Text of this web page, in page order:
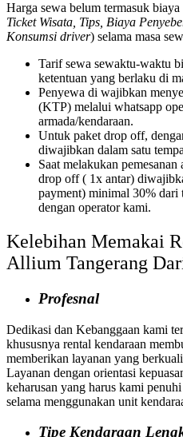
Harga sewa belum termasuk biaya
Ticket Wisata, Tips, Biaya
Konsumsi driver) selama masa
Tarif sewa sewaktu-waktu
ketentuan yang berlaku di
Penyewa di wajibkan
(KTP) melalui whatsapp
armada/kendaraan.
Untuk paket drop off,
diwajibkan dalam satu
Saat melakukan
drop off ( 1x antar)
payment) minimal 30% dari
dengan operator kami.
Kelebihan Memakai
Allium Tangerang
Profesnal
Dedikasi dan Kebanggaan kami
khususnya rental kendaraan
memberikan layanan yang
Layanan dengan orientasi
keharusan yang harus kami
selama menggunakan unit
Tipe Kendaraan